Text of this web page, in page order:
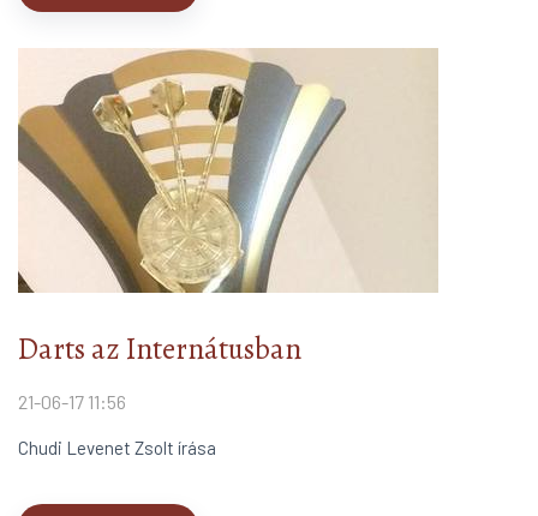
Darts az Internátusban
21-06-17 11:56
Chudi Levenet Zsolt írása